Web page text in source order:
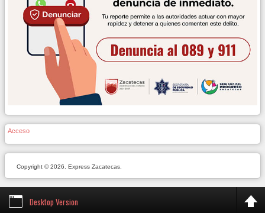
Acceso
Copyright © 2026. Express Zacatecas.
Desktop Version